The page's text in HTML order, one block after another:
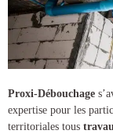
Proxi-Débouchage
expertise pour les
territoriales tous